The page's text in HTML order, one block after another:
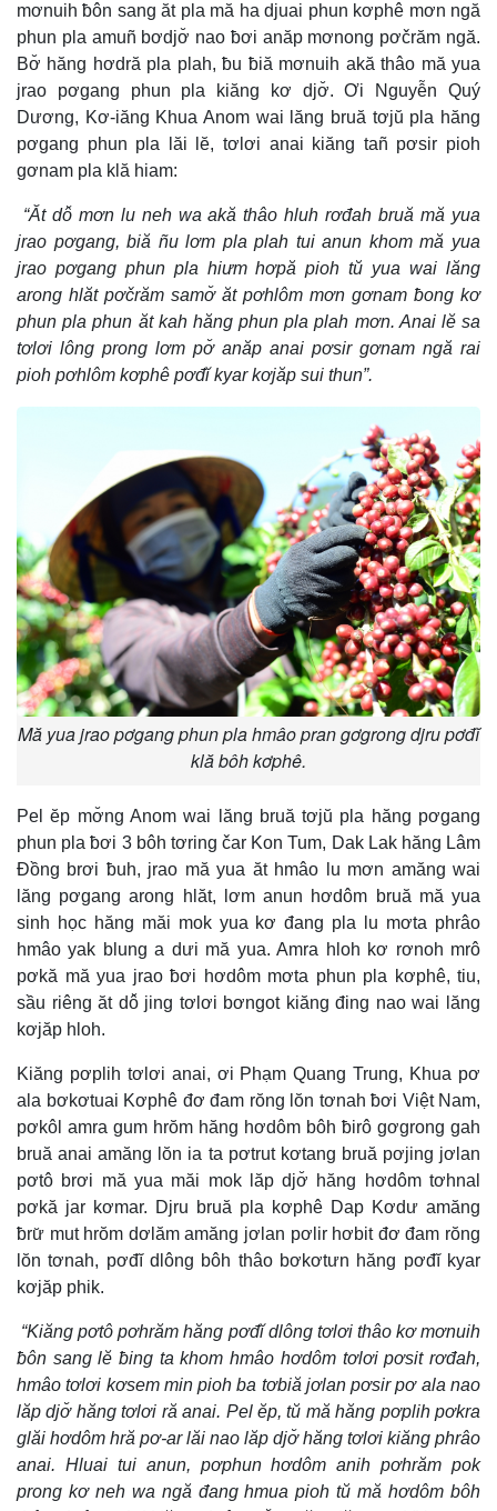
mơnuih ƀôn sang ăt pla mă ha djuai phun kơphê mơn ngă
phun pla amuñ bơdjơ̆ nao ƀơi anăp mơnong pơčrăm ngă.
Bơ̆ hăng hơdră pla plah, ƀu ƀiă mơnuih akă thâo mă yua
jrao pơgang phun pla kiăng kơ djơ̆. Ơi Nguyễn Quý
Dương, Kơ-iăng Khua Anom wai lăng bruă tơjŭ pla hăng
pơgang phun pla lăi lĕ, tơlơi anai kiăng tañ pơsir pioh
gơnam pla klă hiam:
“Ăt dô̆ mơn lu neh wa akă thâo hluh rơđah bruă mă yua
jrao pơgang, biă ñu lơm pla plah tui anun khom mă yua
jrao pơgang phun pla hiưm hơpă pioh tŭ yua wai lăng
arong hlăt pơčrăm samơ̆ ăt pơhlôm mơn gơnam ƀong kơ
phun pla phun ăt kah hăng phun pla plah mơn. Anai lĕ sa
tơlơi lông prong lơm pơ̆ anăp anai pơsir gơnam ngă rai
pioh pơhlôm kơphê pơđĭ kyar kơjăp sui thun”.
Mă yua jrao pơgang phun pla hmâo pran gơgrong djru pơđĭ
klă bôh kơphê.
Pel ĕp mơ̆ng Anom wai lăng bruă tơjŭ pla hăng pơgang
phun pla ƀơi 3 bôh tơring čar Kon Tum, Dak Lak hăng Lâm
Đồng brơi ƀuh, jrao mă yua ăt hmâo lu mơn amăng wai
lăng pơgang arong hlăt, lơm anun hơdôm bruă mă yua
sinh học hăng măi mok yua kơ đang pla lu mơta phrâo
hmâo yak blung a dưi mă yua. Amra hloh kơ rơnoh mrô
pơkă mă yua jrao ƀơi hơdôm mơta phun pla kơphê, tiu,
sầu riêng ăt dô̆ jing tơlơi bơngot kiăng đing nao wai lăng
kơjăp hloh.
Kiăng pơplih tơlơi anai, ơi Phạm Quang Trung, Khua pơ
ala bơkơtuai Kơphê đơ đam rŏng lŏn tơnah ƀơi Việt Nam,
pơkôl amra gum hrŏm hăng hơdôm bôh ƀirô gơgrong gah
bruă anai amăng lŏn ia ta pơtrut kơtang bruă pơjing jơlan
pơtô brơi mă yua măi mok lăp djơ̆ hăng hơdôm tơhnal
pơkă jar kơmar. Djru bruă pla kơphê Dap Kơdư amăng
ƀrư̆ mut hrŏm dơlăm amăng jơlan pơlir hơbit đơ đam rŏng
lŏn tơnah, pơđĭ dlông bôh thâo bơkơtưn hăng pơđĭ kyar
kơjăp phik.
“Kiăng pơtô pơhrăm hăng pơđĭ dlông tơlơi thâo kơ mơnuih
ƀôn sang lĕ ƀing ta khom hmâo hơdôm tơlơi pơsit rơđah,
hmâo tơlơi kơsem min pioh ba tơbiă jơlan pơsir pơ ala nao
lăp djơ̆ hăng tơlơi ră anai. Pel ĕp, tŭ mă hăng pơplih pơkra
glăi hơdôm hră pơ-ar lăi nao lăp djơ̆ hăng tơlơi kiăng phrâo
anai. Hluai tui anun, pơphun hơdôm anih pơhrăm pok
prong kơ neh wa ngă đang hmua pioh tŭ mă hơdôm bôh